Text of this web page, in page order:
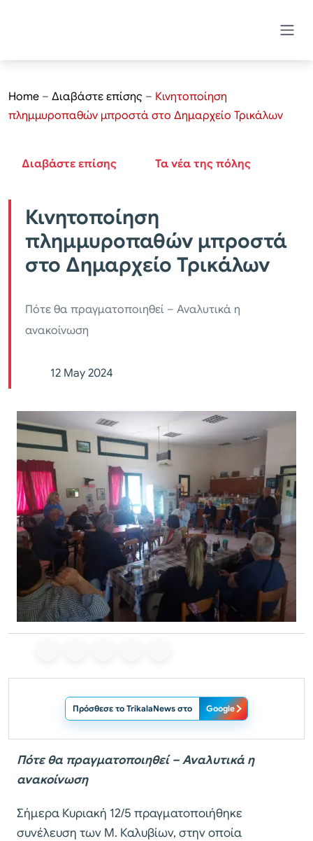
Home – Διαβάστε επίσης – Κινητοποίηση
πλημμυροπαθών μπροστά στο Δημαρχείο Τρικάλων
Διαβάστε επίσης Τα νέα της πόλης
Κινητοποίηση
πλημμυροπαθών μπροστά
στο Δημαρχείο Τρικάλων
Πότε θα πραγματοποιηθεί – Αναλυτικά η
ανακοίνωση
12 May 2024
Πρόσθεσε το TrikalaNews στο Google
Πότε θα πραγματοποιηθεί – Αναλυτικά η
ανακοίνωση
Σήμερα Κυριακή 12/5 πραγματοποιήθηκε
συνέλευση των Μ. Καλυβίων, στην οποία